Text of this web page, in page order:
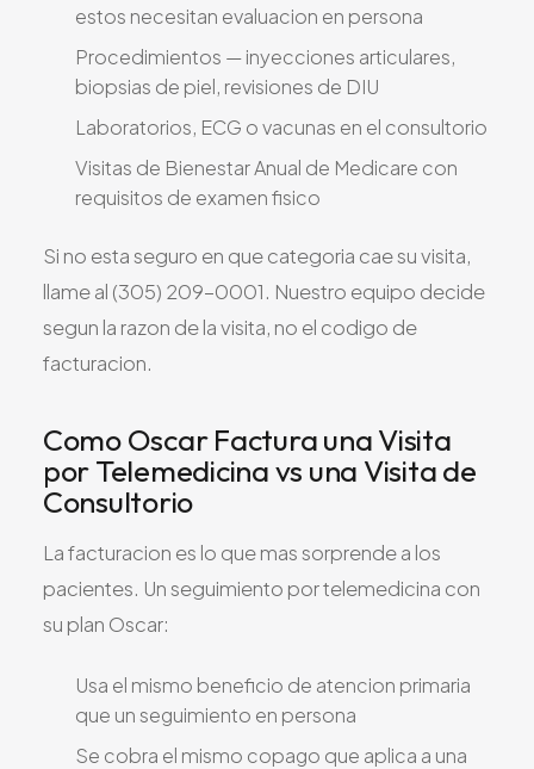
estos necesitan evaluacion en persona
Procedimientos — inyecciones articulares,
biopsias de piel, revisiones de DIU
Laboratorios, ECG o vacunas en el consultorio
Visitas de Bienestar Anual de Medicare con
requisitos de examen fisico
Si no esta seguro en que categoria cae su visita,
llame al (305) 209-0001. Nuestro equipo decide
segun la razon de la visita, no el codigo de
facturacion.
Como Oscar Factura una Visita
por Telemedicina vs una Visita de
Consultorio
La facturacion es lo que mas sorprende a los
pacientes. Un seguimiento por telemedicina con
su plan Oscar:
Usa el mismo beneficio de atencion primaria
que un seguimiento en persona
Se cobra el mismo copago que aplica a una